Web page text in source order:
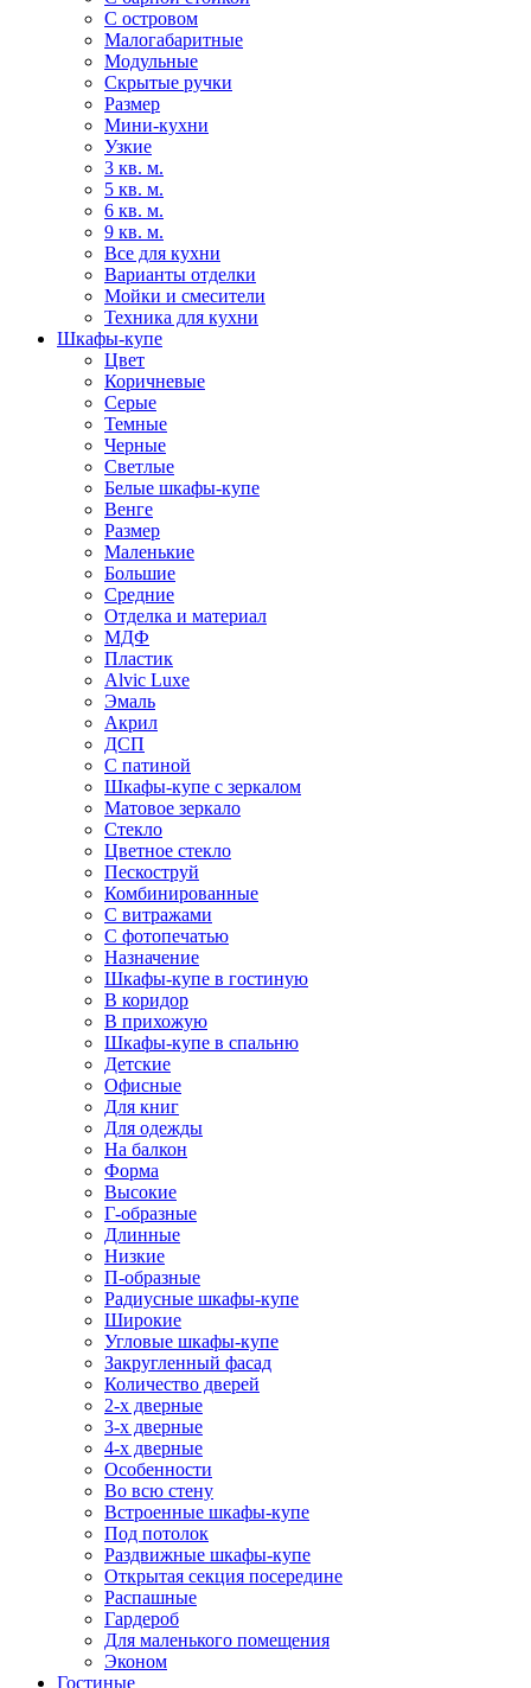
С островом
Малогабаритные
Модульные
Скрытые ручки
Размер
Мини-кухни
Узкие
3 кв. м.
5 кв. м.
6 кв. м.
9 кв. м.
Все для кухни
Варианты отделки
Мойки и смесители
Техника для кухни
Шкафы-купе
Цвет
Коричневые
Серые
Темные
Черные
Светлые
Белые шкафы-купе
Венге
Размер
Маленькие
Большие
Средние
Отделка и материал
МДФ
Пластик
Alvic Luxe
Эмаль
Акрил
ДСП
С патиной
Шкафы-купе с зеркалом
Матовое зеркало
Стекло
Цветное стекло
Пескоструй
Комбинированные
С витражами
С фотопечатью
Назначение
Шкафы-купе в гостиную
В коридор
В прихожую
Шкафы-купе в спальню
Детские
Офисные
Для книг
Для одежды
На балкон
Форма
Высокие
Г-образные
Длинные
Низкие
П-образные
Радиусные шкафы-купе
Широкие
Угловые шкафы-купе
Закругленный фасад
Количество дверей
2-х дверные
3-х дверные
4-х дверные
Особенности
Во всю стену
Встроенные шкафы-купе
Под потолок
Раздвижные шкафы-купе
Открытая секция посередине
Распашные
Гардероб
Для маленького помещения
Эконом
Гостиные